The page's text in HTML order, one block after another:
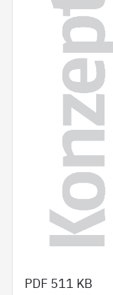
PDF 511 KB